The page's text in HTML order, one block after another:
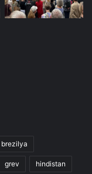
brezilya
grev hindistan